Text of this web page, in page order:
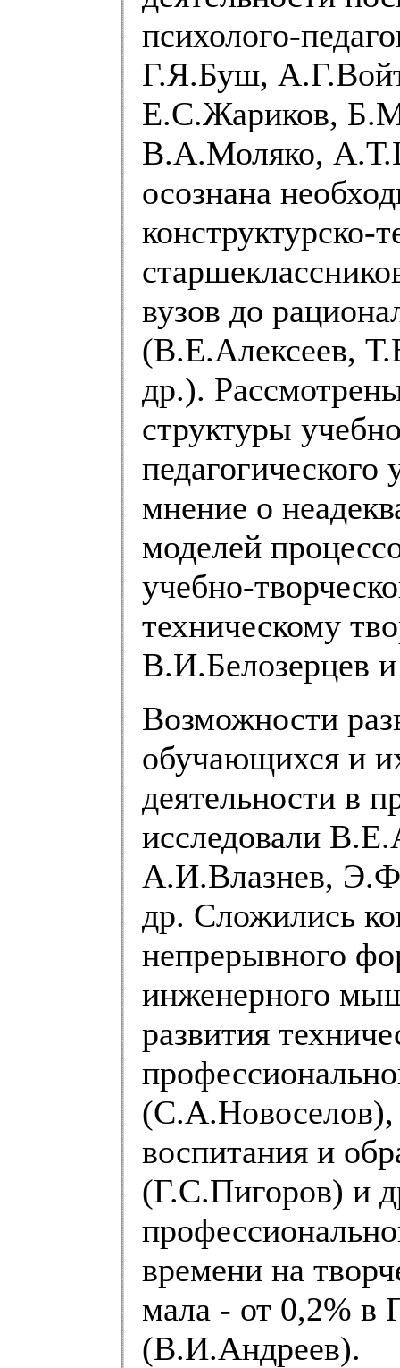
психолого-
Г.Я.Буш,
Е.С.Жариков,
В.А.Моляко,
осознана
конструктурско-
вузов до
(В.Е.Алексеев,
др.).
структуры
мнение о
моделей
учебно-
техническому
В.И.Белозерцев
Возможности
обучающихся и
деятельности в
исследовали
А.И.Влазнев,
др. Сложились
непрерывного
инженерного
развития
(С.А.Новоселов),
воспитания и
(Г.С.Пигоров) и
времени на
мала - от 0,2% в
(В.И.Андреев).